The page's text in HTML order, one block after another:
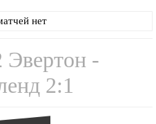
нет
Эвертон -
2:1